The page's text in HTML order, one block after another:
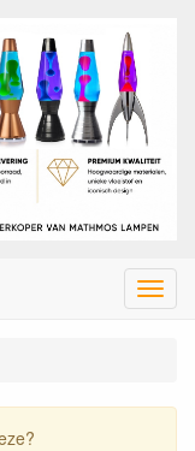
Menu